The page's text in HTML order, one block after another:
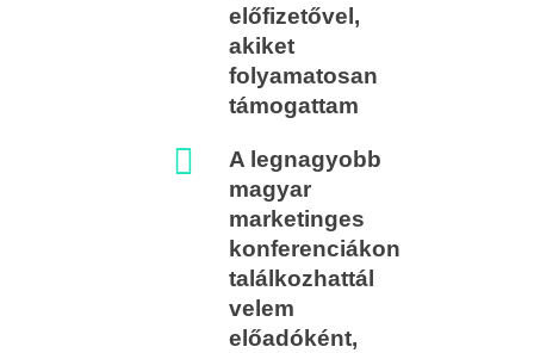
előfizetővel,
akiket
folyamatosan
támogattam
A legnagyobb
magyar
marketinges
konferenciákon
találkozhattál
velem
előadóként,